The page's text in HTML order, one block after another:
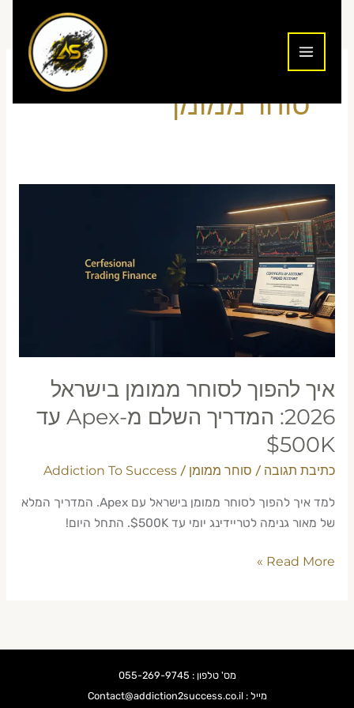
סוחר ממומן
איך להפוך לסוחר ממומן בישראל
2026: המדריך השלם מ-Apex עד
$500K
כתיבת תגובה / סוחר ממומן /
Addiction To Success
למד איך להפוך לסוחר ממומן בישראל עם Apex. המדריך המלא
של מאור גנימה לטריידינג יומי עד $500K. התחל היום!
איך
להפוך
לסוחר
ממומן
בישראל
2026:
המדריך
השלם
מ-
עד
$500K
Read More »
מס' טלפון : 055-269-9745
מייל : Contact@addiction2success.co.il